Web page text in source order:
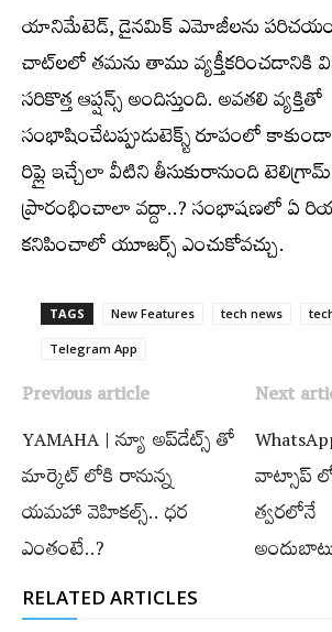
యానిమేటెడ్, డైనమిక్ ఎమోజీలను
చాట్‌లలో తమను తాము వ్యక్తీకరించడానికి
సరికొత్త ఆప్షన్స్ అందిస్తుంది. అవతలి వ్యక్తితో
సంభాషించేటప్పుడుటెక్స్ట్ రూపంలో
రిప్లై ఇచ్చేలా వీటిని తీసుకురానుంది
ప్రారంభించాలా వద్దా..? సంభాషణలో ఏ
కనిపించాలో యూజర్స్ ఎంచుకోవచ్చు.
TAGS New Features tech news
Telegram App
Previous article
YAMAHA | న్యూ అప్‌డేట్స్ తో
మార్కెట్ లోకి రానున్న
యమహా వెహికల్స్.. ధర
ఎంతంటే..?
Next
వాట్సాప్ లో
త్వరలోనే
RELATED ARTICLES